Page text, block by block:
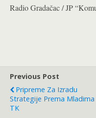
Radio Gradačac / JP
Previous Post
Pripreme Za Izradu
Strategije Prema Mladima
TK